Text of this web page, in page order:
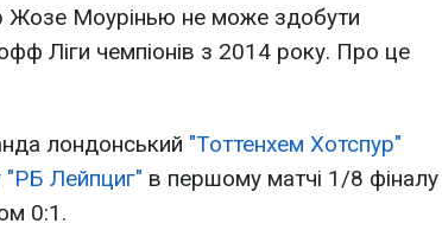
Жозе Моурінью не може здобути
Ліги чемпіонів з 2014 року. Про це
лондонський "Тоттенхем Хотспур"
"РБ Лейпциг" в першому матчі 1/8 фіналу
0:1.